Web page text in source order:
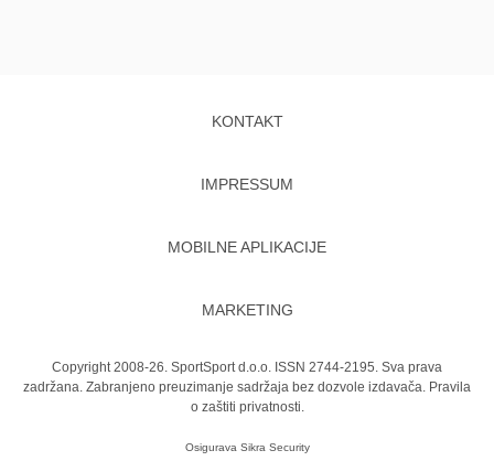
KONTAKT
IMPRESSUM
MOBILNE APLIKACIJE
MARKETING
Copyright 2008-26. SportSport d.o.o. ISSN 2744-2195. Sva prava
zadržana. Zabranjeno preuzimanje sadržaja bez dozvole izdavača. Pravila
o zaštiti privatnosti.
Osigurava Sikra Security